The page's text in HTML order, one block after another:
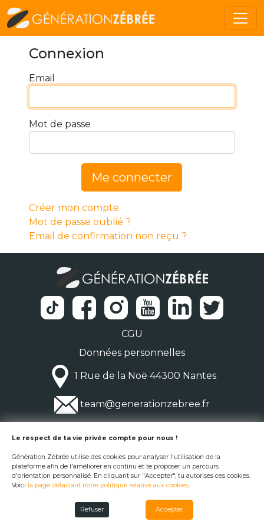
Connexion
Email
Mot de passe
Me connecter
Créer mon compte
Mot de passe oublié ?
Email de confirmation non reçu ?
CGU
Données personnelles
1 Rue de la Noë 44300 Nantes
team@generationzebree.fr
© Génération Zébrée 2026
Le respect de ta vie privée compte pour nous !
Génération Zébrée utilise des cookies pour analyser l'utilisation de la
plateforme afin de l'améliorer en continu et te proposer un parcours
d'orientation personnalisé. En cliquant sur "Accepter", tu autorises ces cookies.
Voici la page détaillant notre politique relative aux cookies.
Refuser Accepter